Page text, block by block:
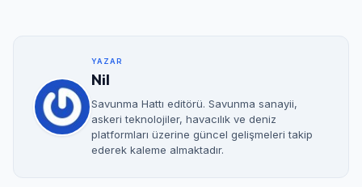
YAZAR
Nil
Savunma Hattı editörü. Savunma sanayii,
askeri teknolojiler, havacılık ve deniz
platformları üzerine güncel gelişmeleri takip
ederek kaleme almaktadır.